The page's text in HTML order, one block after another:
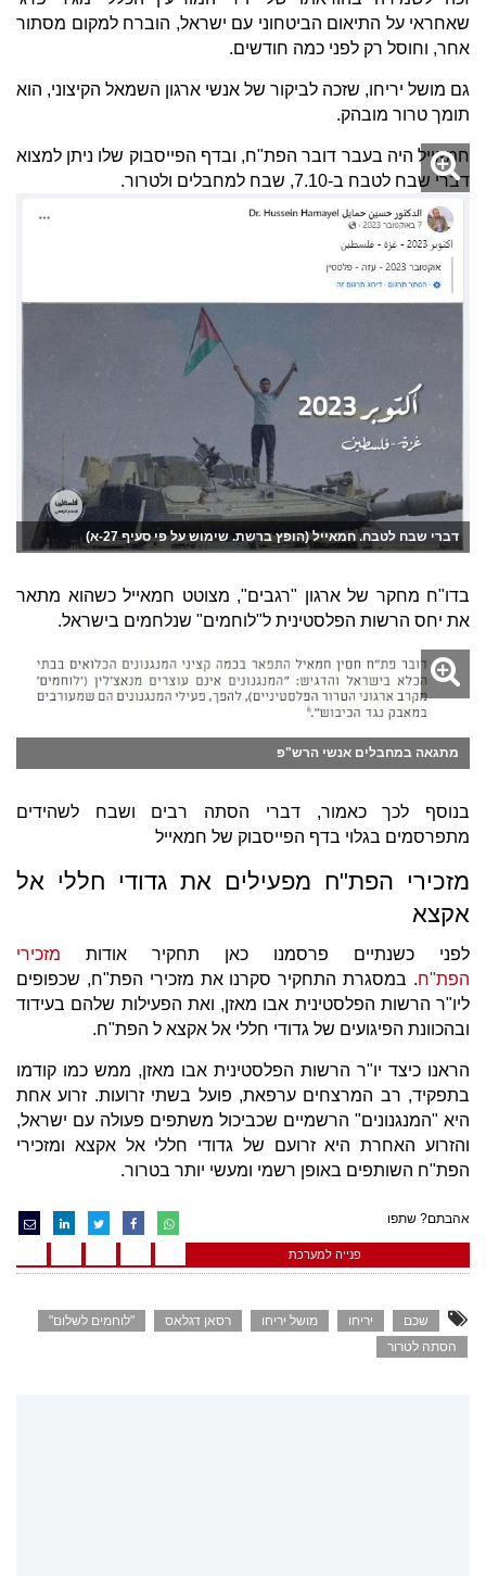
שאחראי על התיאום הביטחוני עם ישראל, הוברח למקום מסתור
אחר, וחוסל רק לפני כמה חודשים.
גם מושל יריחו, שזכה לביקור של אנשי ארגון השמאל הקיצוני, הוא
תומך טרור מובהק.
חמאייל היה בעבר דובר הפת"ח, ובדף הפייסבוק שלו ניתן למצוא
דברי שבח לטבח ב-7.10, שבח למחבלים ולטרור.
דברי שבח לטבח. חמאייל (הופץ ברשת. שימוש על פי סעיף 27-א)
בדו"ח מחקר של ארגון "רגבים", מצוטט חמאייל כשהוא מתאר
את יחס הרשות הפלסטינית ל"לוחמים" שנלחמים בישראל.
מתגאה במחבלים אנשי הרש"פ
בנוסף לכך כאמור, דברי הסתה רבים ושבח לשהידים
מתפרסמים בגלוי בדף הפייסבוק של חמאייל
מזכירי הפת"ח מפעילים את גדודי חללי אל
אקצא
לפני כשנתיים פרסמנו כאן תחקיר אודות מזכירי
הפת"ח. במסגרת התחקיר סקרנו את מזכירי הפת"ח, שכפופים
ליו"ר הרשות הפלסטינית אבו מאזן, ואת הפעילות שלהם בעידוד
ובהכוונת הפיגועים של גדודי חללי אל אקצא ל הפת"ח.
הראנו כיצד יו"ר הרשות הפלסטינית אבו מאזן, ממש כמו קודמו
בתפקיד, רב המרצחים ערפאת, פועל בשתי זרועות. זרוע אחת
היא "המנגנונים" הרשמיים שכביכול משתפים פעולה עם ישראל,
והזרוע האחרת היא זרועם של גדודי חללי אל אקצא ומזכירי
הפת"ח השותפים באופן רשמי ומעשי יותר בטרור.
אהבתם? שתפו
פנייה למערכת
שכם יריחו מושל יריחו רסאן דגלאס
"לוחמים לשלום"
הסתה לטרור